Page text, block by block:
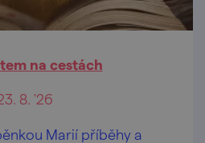
na cestách
8. '26
Marií příběhy a